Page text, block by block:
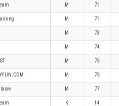
M 71
M 71
M 73
M 74
M 75
M 75
M 77
K 14